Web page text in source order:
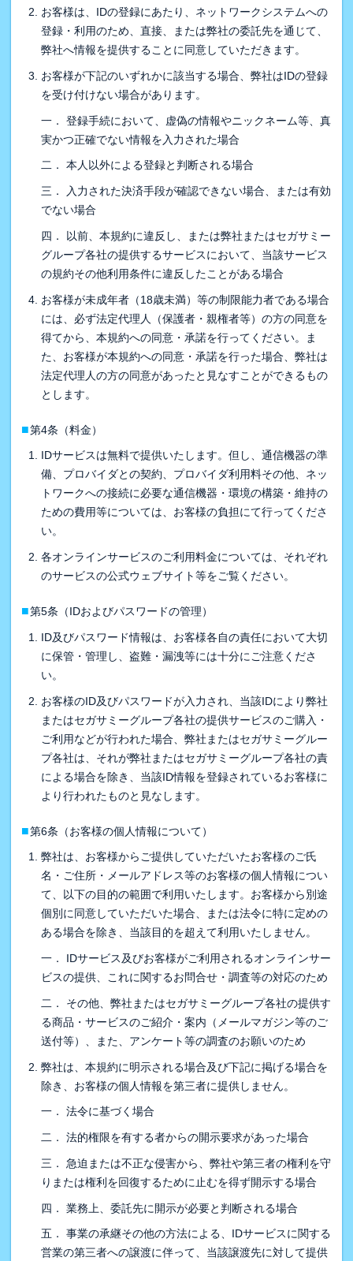
お客様は、IDの登録にあたり、ネットワークシステムへの
登録・利用のため、直接、または弊社の委託先を通じて、
弊社へ情報を提供することに同意していただきます。
お客様が下記のいずれかに該当する場合、弊社はIDの登録
を受け付けない場合があります。
一． 登録手続において、虚偽の情報やニックネーム等、真
実かつ正確でない情報を入力された場合
二． 本人以外による登録と判断される場合
三． 入力された決済手段が確認できない場合、または有効
でない場合
四． 以前、本規約に違反し、または弊社またはセガサミー
グループ各社の提供するサービスにおいて、当該サービス
の規約その他利用条件に違反したことがある場合
お客様が未成年者（18歳未満）等の制限能力者である場合
には、必ず法定代理人（保護者・親権者等）の方の同意を
得てから、本規約への同意・承諾を行ってください。ま
た、お客様が本規約への同意・承諾を行った場合、弊社は
法定代理人の方の同意があったと見なすことができるもの
とします。
■第4条（料金）
IDサービスは無料で提供いたします。但し、通信機器の準
備、プロバイダとの契約、プロバイダ利用料その他、ネッ
トワークへの接続に必要な通信機器・環境の構築・維持の
ための費用等については、お客様の負担にて行ってくださ
い。
各オンラインサービスのご利用料金については、それぞれ
のサービスの公式ウェブサイト等をご覧ください。
■第5条（IDおよびパスワードの管理）
ID及びパスワード情報は、お客様各自の責任において大切
に保管・管理し、盗難・漏洩等には十分にご注意くださ
い。
お客様のID及びパスワードが入力され、当該IDにより弊社
またはセガサミーグループ各社の提供サービスのご購入・
ご利用などが行われた場合、弊社またはセガサミーグルー
プ各社は、それが弊社またはセガサミーグループ各社の責
による場合を除き、当該ID情報を登録されているお客様に
より行われたものと見なします。
■第6条（お客様の個人情報について）
弊社は、お客様からご提供していただいたお客様のご氏
名・ご住所・メールアドレス等のお客様の個人情報につい
て、以下の目的の範囲で利用いたします。お客様から別途
個別に同意していただいた場合、または法令に特に定めの
ある場合を除き、当該目的を超えて利用いたしません。
一． IDサービス及びお客様がご利用されるオンラインサー
ビスの提供、これに関するお問合せ・調査等の対応のため
二． その他、弊社またはセガサミーグループ各社の提供す
る商品・サービスのご紹介・案内（メールマガジン等のご
送付等）、また、アンケート等の調査のお願いのため
弊社は、本規約に明示される場合及び下記に掲げる場合を
除き、お客様の個人情報を第三者に提供しません。
一． 法令に基づく場合
二． 法的権限を有する者からの開示要求があった場合
三． 急迫または不正な侵害から、弊社や第三者の権利を守
りまたは権利を回復するために止むを得ず開示する場合
四． 業務上、委託先に開示が必要と判断される場合
五． 事業の承継その他の方法による、IDサービスに関する
営業の第三者への譲渡に伴って、当該譲渡先に対して提供